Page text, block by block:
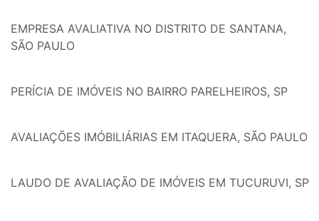
EMPRESA AVALIATIVA NO DISTRITO DE SANTANA,
SÃO PAULO
PERÍCIA DE IMÓVEIS NO BAIRRO PARELHEIROS, SP
AVALIAÇÕES IMÓBILIÁRIAS EM ITAQUERA, SÃO PAULO
LAUDO DE AVALIAÇÃO DE IMÓVEIS EM TUCURUVI, SP